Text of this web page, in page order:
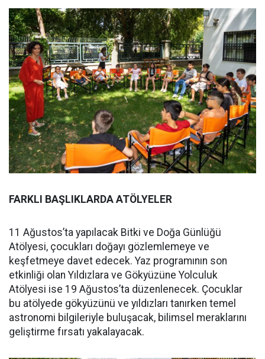
FARKLI BAŞLIKLARDA ATÖLYELER
11 Ağustos’ta yapılacak Bitki ve Doğa Günlüğü
Atölyesi, çocukları doğayı gözlemlemeye ve
keşfetmeye davet edecek. Yaz programının son
etkinliği olan Yıldızlara ve Gökyüzüne Yolculuk
Atölyesi ise 19 Ağustos’ta düzenlenecek. Çocuklar
bu atölyede gökyüzünü ve yıldızları tanırken temel
astronomi bilgileriyle buluşacak, bilimsel meraklarını
geliştirme fırsatı yakalayacak.